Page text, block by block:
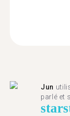
Jun
parlé et
star